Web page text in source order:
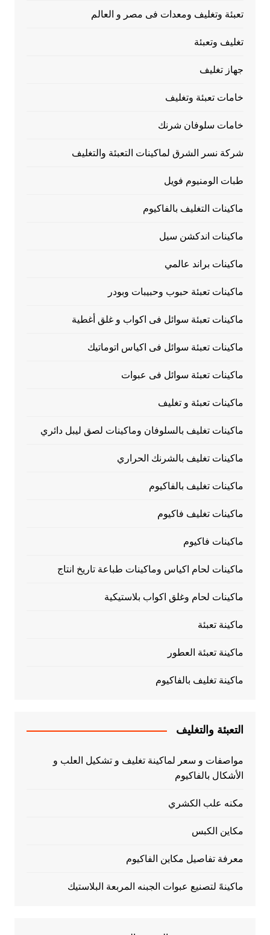
تعبئة وتغليف ومعدات فى مصر و العالم
تغليف وتعبئة
جهاز تغليف
خامات تعبئة وتغليف
خامات سلوفان شرنك
شركة نسر الشرق لماكينات التعبئة والتغليف
طبات الومنيوم فويل
ماكينات التغليف بالفاكيوم
ماكينات اندكشن سيل
ماكينات براند عالمي
ماكينات تعبئة حبوب وحبيبات وبودر
ماكينات تعبئة سوائل فى اكواب و غلق أغطية
ماكينات تعبئة سوائل فى اكياس اتوماتيك
ماكينات تعبئة سوائل فى عبوات
ماكينات تعبئة و تغليف
ماكينات تغليف بالسلوفان وماكينات لصق ليبل دائري
ماكينات تغليف بالشرنك الحراري
ماكينات تغليف بالفاكيوم
ماكينات تغليف فاكيوم
ماكينات فاكيوم
ماكينات لحام اكياس وماكينات طباعة تاريخ انتاج
ماكينات لحام وغلق اكواب بلاستيكية
ماكينة تعبئة
ماكينة تعبئة العطور
ماكينة تغليف بالفاكيوم
التعبئة والتغليف
مواصفات و سعر لماكينة تغليف و تشكيل العلب و
الأشكال بالفاكيوم
مكنه علب الكشري
مكاين الكبس
معرفة تفاصيل مكاين الفاكيوم
ماكينهً لتصنيع عبوات الجبنه المربعة البلاستيك